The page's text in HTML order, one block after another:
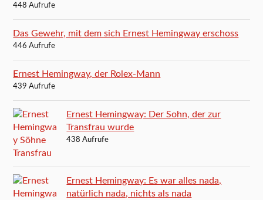
448 Aufrufe
Das Gewehr, mit dem sich Ernest Hemingway erschoss
446 Aufrufe
Ernest Hemingway, der Rolex-Mann
439 Aufrufe
Ernest Hemingway: Der Sohn, der zur
Transfrau wurde
438 Aufrufe
Ernest Hemingway: Es war alles nada,
natürlich nada, nichts als nada